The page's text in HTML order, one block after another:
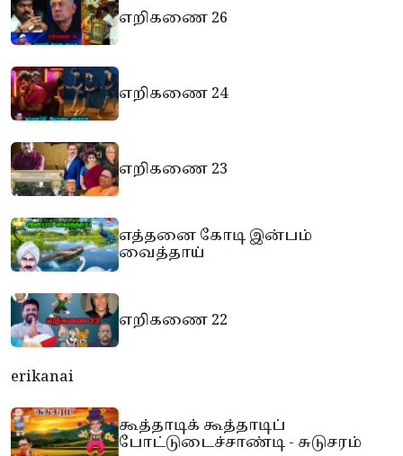
எறிகணை 26
எறிகணை 24
எறிகணை 23
எத்தனை கோடி இன்பம்
வைத்தாய்
எறிகணை 22
erikanai
கூத்தாடிக் கூத்தாடிப்
போட்டுடைச்சாண்டி - சுடுசரம்